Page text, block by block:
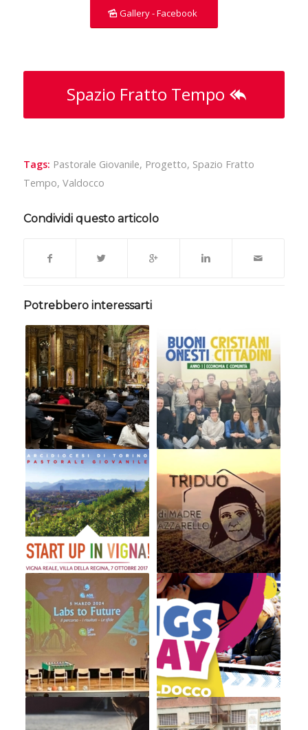
Gallery - Facebook
Spazio Fratto Tempo
Tags: Pastorale Giovanile, Progetto, Spazio Fratto
Tempo, Valdocco
Condividi questo articolo
Potrebbero interessarti